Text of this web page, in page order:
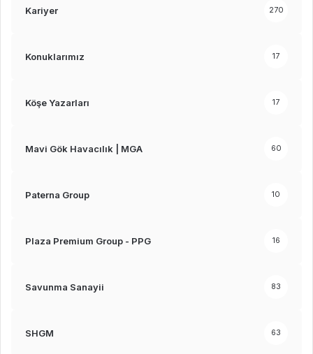
Kariyer 270
Konuklarımız 17
Köşe Yazarları 17
Mavi Gök Havacılık | MGA 60
Paterna Group 10
Plaza Premium Group - PPG 16
Savunma Sanayii 83
SHGM 63